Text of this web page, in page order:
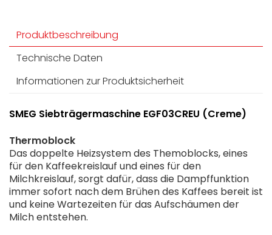
Produktbeschreibung
Technische Daten
Informationen zur Produktsicherheit
SMEG Siebträgermaschine EGF03CREU (Creme)
Thermoblock
Das doppelte Heizsystem des Themoblocks, eines
für den Kaffeekreislauf und eines für den
Milchkreislauf, sorgt dafür, dass die Dampffunktion
immer sofort nach dem Brühen des Kaffees bereit ist
und keine Wartezeiten für das Aufschäumen der
Milch entstehen.